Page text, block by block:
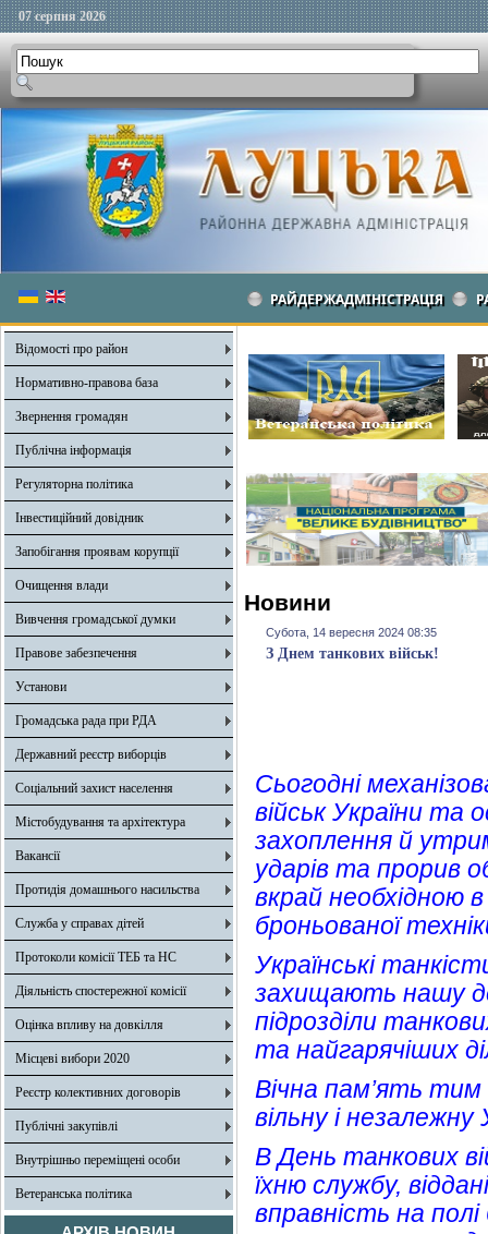
07 серпня 2026
РАЙДЕРЖАДМІНІСТРАЦІЯ
Відомості про район
Нормативно-правова база
Звернення громадян
Публічна інформація
Регуляторна політика
Інвестиційний довідник
Запобігання проявам корупції
Очищення влади
Вивчення громадської думки
Правове забезпечення
Установи
Громадська рада при РДА
Державний реєстр виборців
Соціальний захист населення
Містобудування та архітектура
Вакансії
Протидія домашнього насильства
Служба у справах дітей
Протоколи комісії ТЕБ та НС
Діяльність спостережної комісії
Оцінка впливу на довкілля
Місцеві вибори 2020
Реєстр колективних договорів
Публічні закупівлі
Внутрішньо переміщені особи
Ветеранська політика
Новини
Субота, 14 вересня 2024 08:35
З Днем танкових військ!
Сьогодні
військ України та
захоплення й
ударів та прорив
вкрай необхідною
броньованої
Українські
захищають нашу
підрозділи
та найгарячіших
Вічна пам’ять
вільну і незалежну
В День танкових
їхню службу,
вправність на